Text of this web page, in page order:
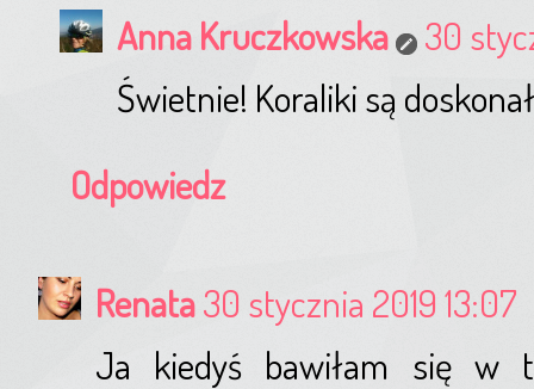
Anna Kruczkowska
30
Świetnie! Koraliki są
Odpowiedz
Renata30 stycznia 2019 13:07
Ja kiedyś bawiłam się w